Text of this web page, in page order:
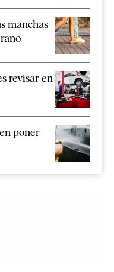
manchas
revisar en
poner